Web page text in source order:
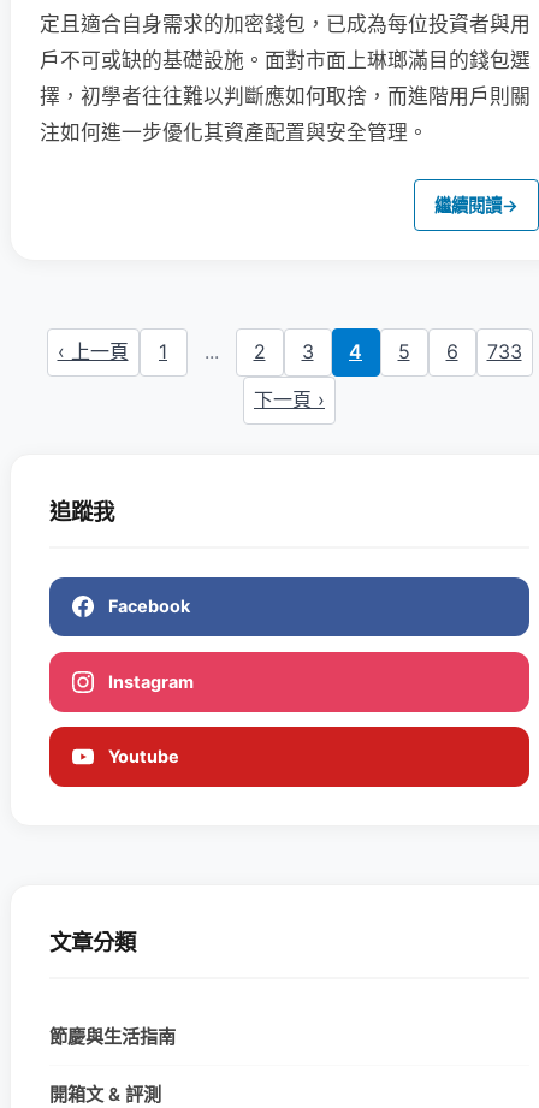
定且適合自身需求的加密錢包，已成為每位投資者與用
戶不可或缺的基礎設施。面對市面上琳瑯滿目的錢包選
擇，初學者往往難以判斷應如何取捨，而進階用戶則關
注如何進一步優化其資產配置與安全管理。
繼續閱讀→
‹ 上一頁 1 ... 2 3 4 5 6
733
下一頁 ›
追蹤我
Facebook
Instagram
Youtube
文章分類
節慶與生活指南
開箱文 & 評測